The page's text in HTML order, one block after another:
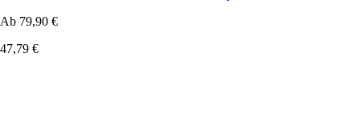
Ab 79,90 €
47,79 €